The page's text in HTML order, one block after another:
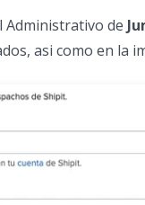
Administrativo de
asi como en la